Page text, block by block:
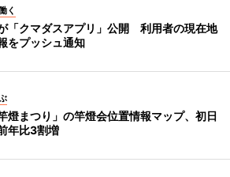
く
「クマダスアプリ」公開 利用者の現在地
をプッシュ通知
燈まつり」の竿燈会位置情報マップ、初日
年比3割増